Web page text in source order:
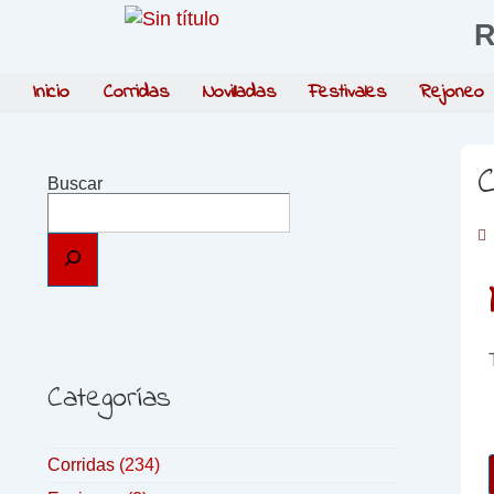
Inicio Corridas Novilladas Festivales Rejoneo
Buscar
Categorías
Corridas (234)